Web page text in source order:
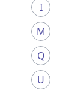
I
M
Q
U